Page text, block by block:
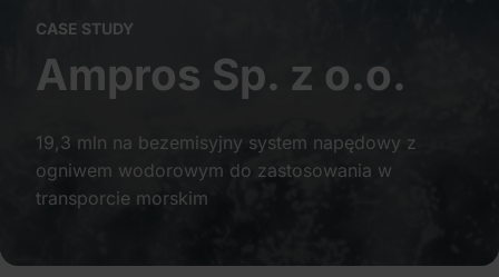
otrzymanymi od Ciebie lub uzyskanymi podczas
korzystania z ich usług.
CASE STUDY
Ampros Sp. z o.o.
19,3 mln na bezemisyjny system napędowy z
ogniwem wodorowym do zastosowania w
transporcie morskim